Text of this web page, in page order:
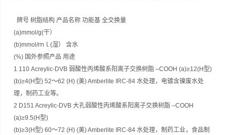
牌号 树脂结构 产品名称 功能基 全交换量
(a)mmol/g(干）
(b)mmol/ｍｌ(湿） 含水
(%) 国外参照产品 用途
1 110 Acreylic-DVB 弱酸性丙烯酸系阳离子交换树脂 –COOH (a)≥12(H型)
(b)≥4(H型) 52～62 (H) (美) Amberlite IRC-84 水处理，电镀含镍废水处
理，制药工业等。
2 D151 Acreylic-DVB 大孔弱酸性丙烯酸系阳离子交换树脂 –COOH
(a)≥9.5(H型)
(b)≥3(H型) 60～72 (H) (美) Amberlite IRC-84 水处理，制药工业，食品制